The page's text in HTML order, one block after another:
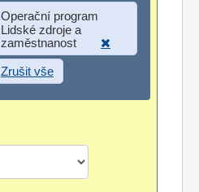
Operační program
Lidské zdroje a
zaměstnanost
Zrušit vše